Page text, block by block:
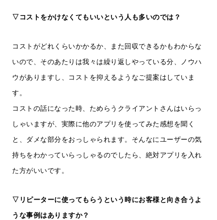
▽コストをかけなくてもいいという人も多いのでは？
コストがどれくらいかかるか、また回収できるかもわからな
いので、そのあたりは我々は繰り返しやっている分、ノウハ
ウがありますし、コストを抑えるようなご提案はしていま
す。
コストの話になった時、ためらうクライアントさんはいらっ
しゃいますが、実際に他のアプリを使ってみた感想を聞く
と、ダメな部分をおっしゃられます。そんなにユーザーの気
持ちをわかっていらっしゃるのでしたら、絶対アプリを入れ
た方がいいです。
▽リピーターに使ってもらうという時にお客様と向き合うよ
うな事例はありますか？